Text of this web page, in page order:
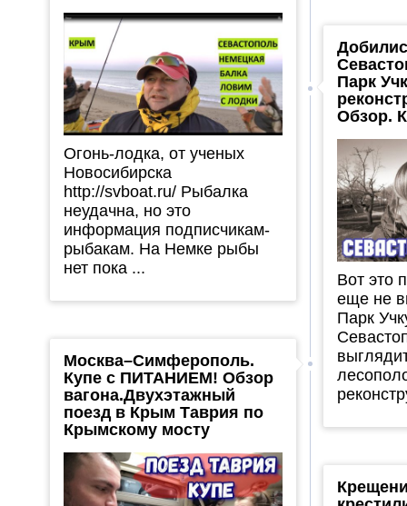
Огонь-лодка, от ученых
Новосибирска
http://svboat.ru/ Рыбалка
неудачна, но это
информация подписчикам-
рыбакам. На Немке рыбы
нет пока ...
Парк
Обзор.
Вот это
еще не
Парк
Москва–Симферополь.
Купе с ПИТАНИЕМ! Обзор
вагона.Двухэтажный
поезд в Крым Таврия по
Крымскому мосту